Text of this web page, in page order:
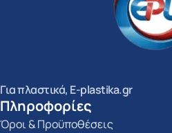
Για πλαστικά, E-plastika.gr
Πληροφορίες
Όροι & Προϋποθέσεις